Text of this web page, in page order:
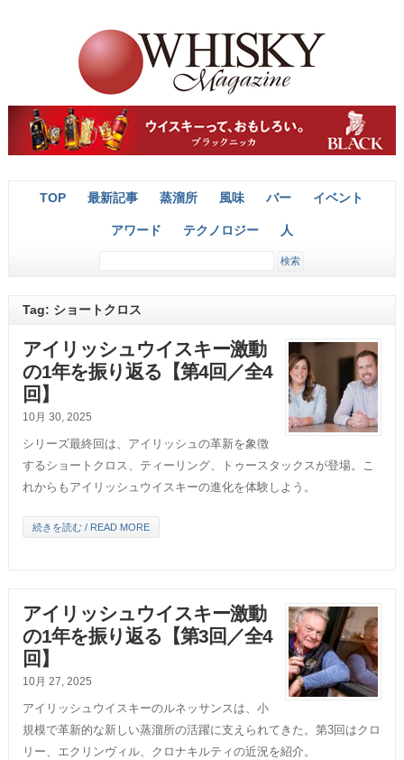
TOP 最新記事 蒸溜所 風味 バー イベント
アワード テクノロジー 人
Tag: ショートクロス
アイリッシュウイスキー激動
の1年を振り返る【第4回／全4
回】
10月 30, 2025
シリーズ最終回は、アイリッシュの革新を象徴
するショートクロス、ティーリング、トゥースタックスが登場。こ
れからもアイリッシュウイスキーの進化を体験しよう。
続きを読む / READ MORE
アイリッシュウイスキー激動
の1年を振り返る【第3回／全4
回】
10月 27, 2025
アイリッシュウイスキーのルネッサンスは、小
規模で革新的な新しい蒸溜所の活躍に支えられてきた。第3回はクロ
リー、エクリンヴィル、クロナキルティの近況を紹介。